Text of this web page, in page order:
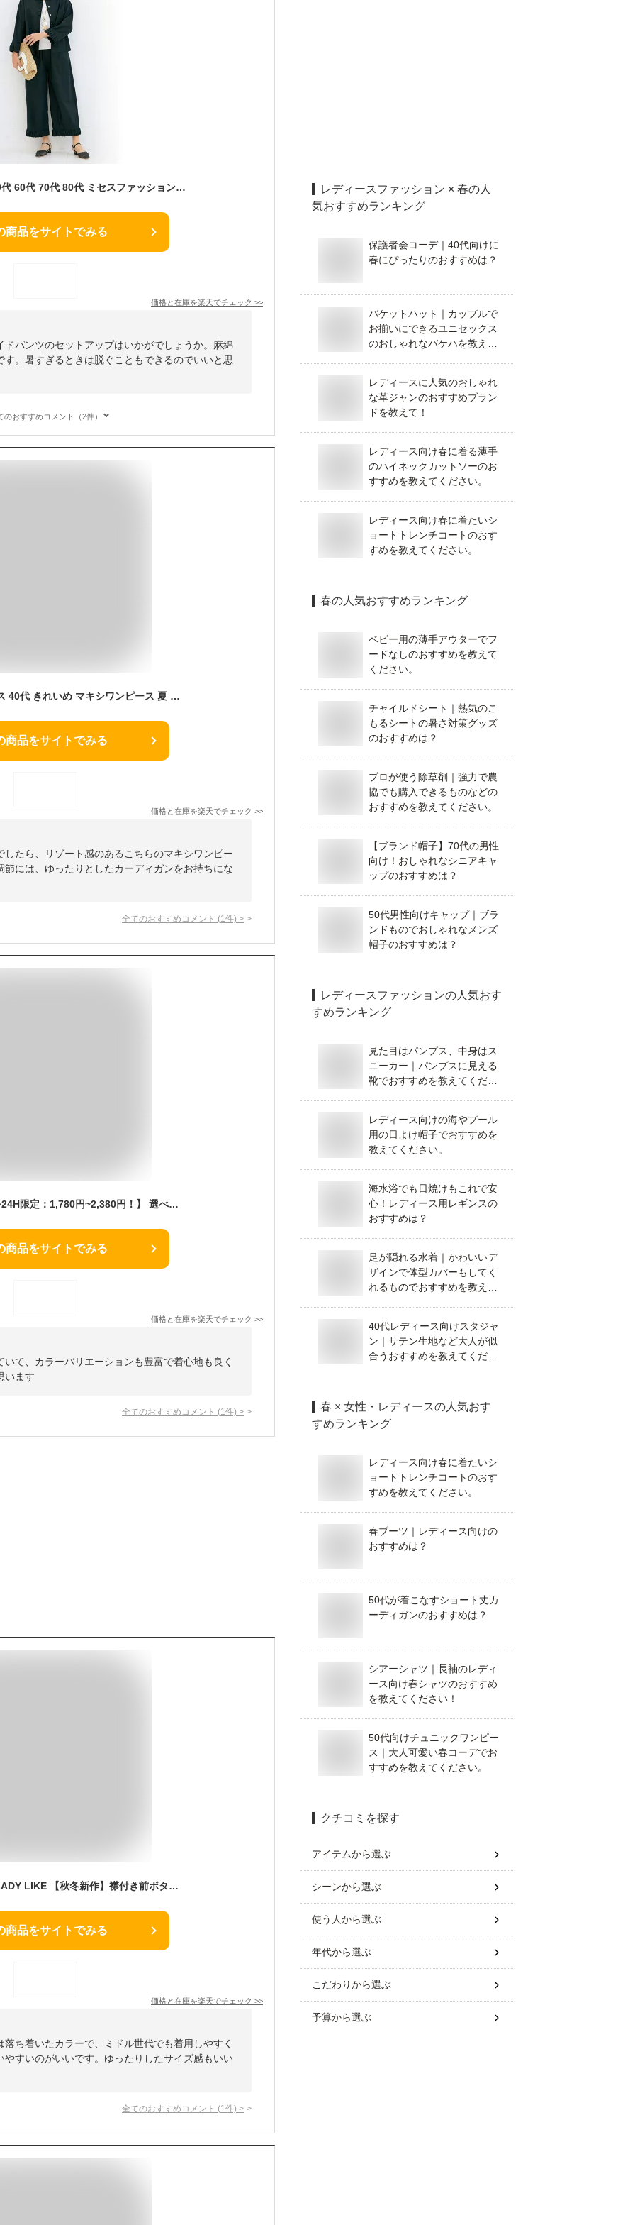
セットアップ 40代 50代 60代 70代 80代 ミセスファッション シニアファッション 大人 おしゃれ レディース 春夏 服 / 麻綿混ギャザーデザインセットアップ
商品をサイトでみる
価格と在庫を楽天でチェック >>
パンツのセットアップはいかがでしょうか。麻綿
。暑すぎるときは脱ぐこともできるのでいいと思
のおすすめコメント（2件）
ワンピース レディース 40代 きれいめ マキシワンピース 夏 半袖ワンピース ボヘミア風プリント vネック aラインスカート ひざ下 オシャレカジュアル韓国風 大人 ゆったり 体型カバー 旅行 ビーチワンピ30代 50代
商品をサイトでみる
価格と在庫を楽天でチェック >>
たら、リゾート感のあるこちらのマキシワンピー
には、ゆったりとしたカーディガンをお持ちにな
全てのおすすめコメント (1 件) >
55%OFF!【2/4 10時~24H限定：1,780円~2,380円！】 選べる着丈 裏起毛 マキシワンピース レディース 秋冬 長袖 元祖ロング 体型カバー シンプル 無地 カットソー ワンピース ストレートライン 6色展開 ブラック ブラウン ベージュ 普通丈/Mライトベージュがページ内最安
商品をサイトでみる
価格と在庫を楽天でチェック >>
て、カラーバリエーションも豊富で着心地も良く
います
全てのおすすめコメント (1 件) >
【SALE／5%OFF】LADY LIKE 【秋冬新作】襟付き前ボタンカーディガン ディアベル トップス カーディガン レッド グレー ブラウン ホワイト【送料無料】
商品をサイトでみる
価格と在庫を楽天でチェック >>
ち着いたカラーで、ミドル世代でも着用しやすく
すいのがいいです。ゆったりしたサイズ感もいい
全てのおすすめコメント (1 件) >
レディースファッション × 春の人
気おすすめランキング
保護者会コーデ｜40代向けに
春にぴったりのおすすめは？
バケットハット｜カップルで
お揃いにできるユニセックス
のおしゃれなバケハを教えて
レディースに人気のおしゃれ
な革ジャンのおすすめブラン
ドを教えて！
レディース向け春に着る薄手
のハイネックカットソーのお
すすめを教えてください。
レディース向け春に着たいシ
ョートトレンチコートのおす
すめを教えてください。
春の人気おすすめランキング
ベビー用の薄手アウターでフ
ードなしのおすすめを教えて
ください。
チャイルドシート｜熱気のこ
もるシートの暑さ対策グッズ
のおすすめは？
プロが使う除草剤｜強力で農
協でも購入できるものなどの
おすすめを教えてください。
【ブランド帽子】70代の男性
向け！おしゃれなシニアキャ
ップのおすすめは？
50代男性向けキャップ｜ブラ
ンドものでおしゃれなメンズ
帽子のおすすめは？
レディースファッションの人気おす
すめランキング
見た目はパンプス、中身はス
ニーカー｜パンプスに見える
靴でおすすめを教えてくださ
レディース向けの海やプール
用の日よけ帽子でおすすめを
教えてください。
海水浴でも日焼けもこれで安
心！レディース用レギンスの
おすすめは？
足が隠れる水着｜かわいいデ
ザインで体型カバーもしてく
れるものでおすすめを教えて
40代レディース向けスタジャ
ン｜サテン生地など大人が似
合うおすすめを教えてくださ
春 × 女性・レディースの人気おす
すめランキング
レディース向け春に着たいシ
ョートトレンチコートのおす
すめを教えてください。
春ブーツ｜レディース向けの
おすすめは？
50代が着こなすショート丈カ
ーディガンのおすすめは？
シアーシャツ｜長袖のレディ
ース向け春シャツのおすすめ
を教えてください！
50代向けチュニックワンピー
ス｜大人可愛い春コーデでお
すすめを教えてください。
クチコミを探す
アイテムから選ぶ
シーンから選ぶ
使う人から選ぶ
年代から選ぶ
こだわりから選ぶ
予算から選ぶ